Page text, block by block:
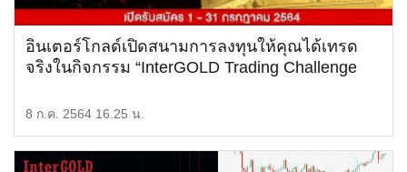
อินเตอร์โกลด์เปิดสนามการลงทุนให้คุณได้เทรด
จริงในกิจกรรม “InterGOLD Trading Challenge
8 ก.ค. 2564 16.25 น.